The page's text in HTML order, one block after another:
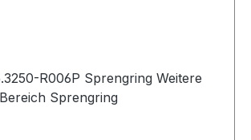
R006P Sprengring Weitere
Produkte im Bereich Sprengring